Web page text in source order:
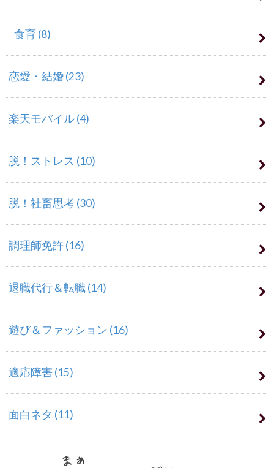
食育(8)
恋愛・結婚(23)
楽天モバイル(4)
脱！ストレス (10)
脱！社畜思考(30)
調理師免許(16)
退職代行＆転職(14)
遊び＆ファッション (16)
適応障害 (15)
面白ネタ (11)